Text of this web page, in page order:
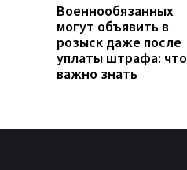
Военнообязанных
могут объявить в
розыск даже после
уплаты штрафа: что
важно знать